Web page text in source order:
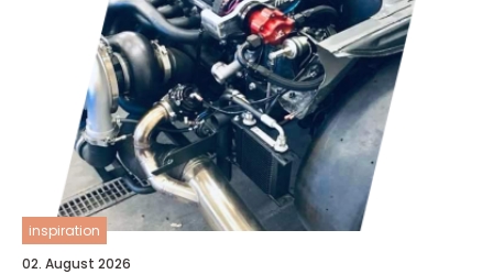
inspiration
02. August 2026